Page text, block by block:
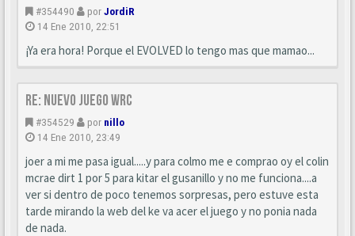
#354490 porJordiR
14 Ene 2010, 22:51
¡Ya era hora! Porque el EVOLVED lo tengo mas que mamao...
Re: Nuevo juego WRC
#354529 por nillo
14 Ene 2010, 23:49
joer a mi me pasa igual.....y para colmo me e comprao oy el colin
mcrae dirt 1 por 5 para kitar el gusanillo y no me funciona....a
ver si dentro de poco tenemos sorpresas, pero estuve esta
tarde mirando la web del ke va acer el juego y no ponia nada
de nada.